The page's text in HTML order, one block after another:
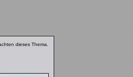
dieses Thema.